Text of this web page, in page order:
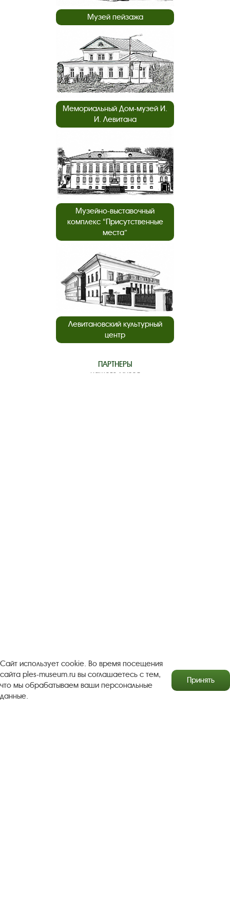
Музей пейзажа
Мемориальный Дом-музей И.
И. Левитана
Музейно-выставочный
комплекс “Присутственные
места”
Левитановский культурный
центр
ПАРТНЕРЫ
нашего музея
Антикоррупционная деятельность
Сайт использует cookie. Во время посещения
сайта ples-museum.ru вы соглашаетесь с тем,
что мы обрабатываем ваши персональные
данные.
Принять